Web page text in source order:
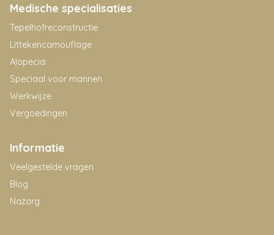
Medische specialisaties
Tepelhofreconstructie
Littekencamouflage
Alopecia
Speciaal voor mannen
Werkwijze
Vergoedingen
Informatie
Veelgestelde vragen
Blog
Nazorg